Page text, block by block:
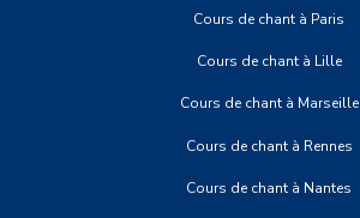
Cours de chant à Paris
Cours de chant à Lille
Cours de chant à Marseille
Cours de chant à Rennes
Cours de chant à Nantes